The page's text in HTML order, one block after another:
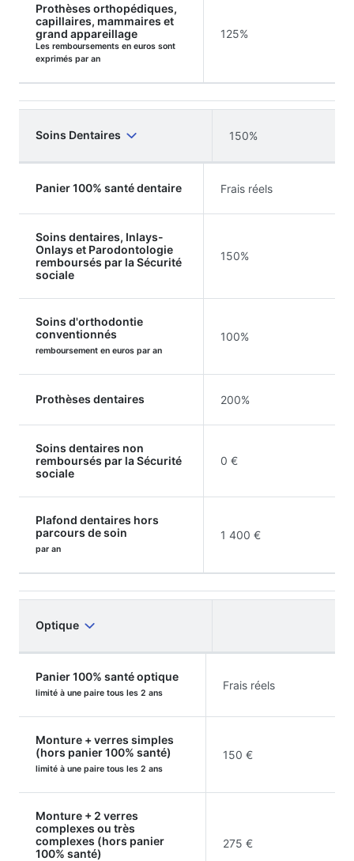
Prothèses orthopédiques,
capillaires, mammaires et
grand appareillage
Les remboursements en euros sont
exprimés par an
125%
Soins Dentaires 150%
Panier 100% santé dentaire Frais réels
Soins dentaires, Inlays-
Onlays et Parodontologie
remboursés par la Sécurité
sociale
150%
Soins d'orthodontie
conventionnés
remboursement en euros par an
100%
Prothèses dentaires 200%
Soins dentaires non
remboursés par la Sécurité
sociale
0 €
Plafond dentaires hors
parcours de soin
par an
1 400 €
Optique
Panier 100% santé optique
limité à une paire tous les 2 ans
Frais réels
Monture + verres simples
(hors panier 100% santé)
limité à une paire tous les 2 ans
150 €
Monture + 2 verres
complexes ou très
complexes (hors panier
100% santé)
275 €